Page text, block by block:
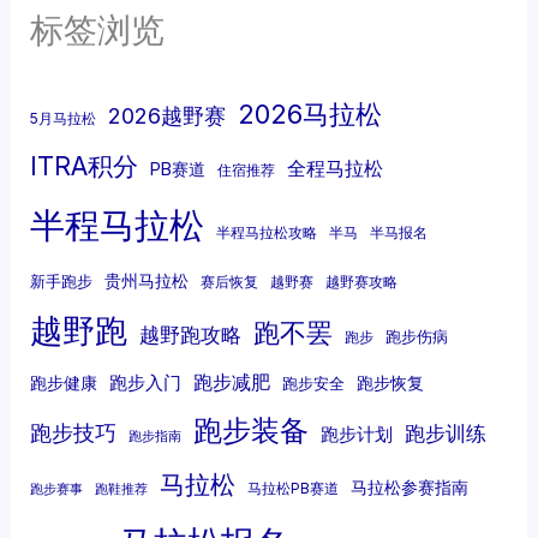
标签浏览
5月马拉松 2026越野赛 2026马拉松
ITRA积分 PB赛道 住宿推荐 全程马拉松
半程马拉松 半程马拉松攻略 半马 半马报名
新手跑步 贵州马拉松 赛后恢复 越野赛 越野赛攻略
越野跑 越野跑攻略 跑不罢 跑步 跑步伤病
跑步健康 跑步入门 跑步减肥 跑步安全 跑步恢复
跑步技巧 跑步指南 跑步装备 跑步计划 跑步训练
跑步赛事 跑鞋推荐 马拉松 马拉松PB赛道 马拉松参赛指南